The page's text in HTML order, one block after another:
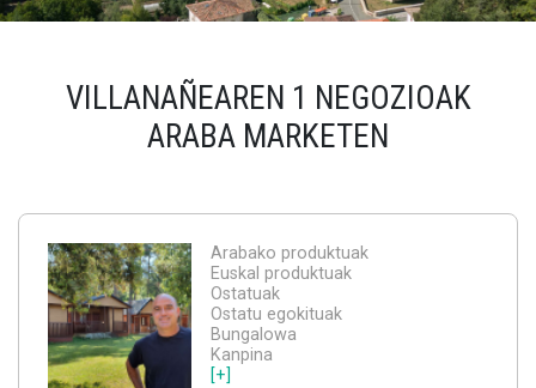
VILLANAÑEAREN 1 NEGOZIOAK
ARABA MARKETEN
Arabako produktuak
Euskal produktuak
Ostatuak
Ostatu egokituak
Bungalowa
Kanpina
[+]